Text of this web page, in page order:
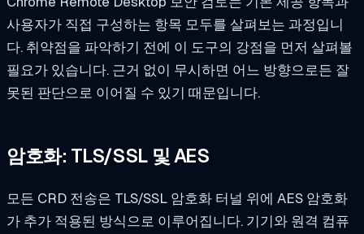
사용자가 직접 구성하는 항목 모두를 살펴보는 과정입니
다. 취약점을 파악하기 전에 이 도구의 강점을 먼저 살펴볼
필요가 있습니다. 근거 없이 무시하면 어느 방향으로든 잘
못된 판단으로 이어질 수 있기 때문입니다.
암호화: TLS/SSL 및 AES
모든 CRD 전송은 TLS/SSL 암호화 터널 위에 AES 암호화
가 추가 적용된 방식으로 이루어집니다. 기기와 원격 컴퓨